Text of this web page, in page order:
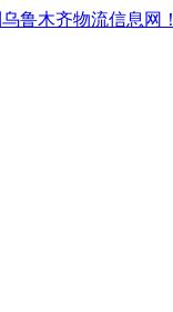
鲁木齐物流信息网！